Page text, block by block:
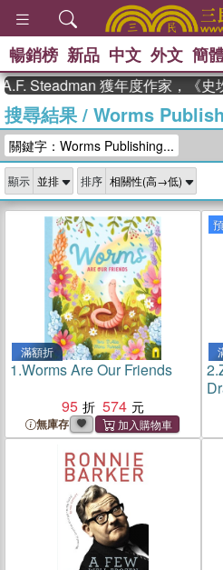
熱搜：
、 The
獎 臺灣
登輝時代
偉大的
暢銷榜 新品 中文 外文 簡
獲年度作家，《史坎德
搜尋結果/ Worms
關鍵字：Worms Publishing...
顯示 排序
滿額折
1.Worms Are Our Friends
95
574
無庫存
2.